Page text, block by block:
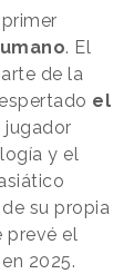
. El
de la
el
jugador
y el
su propia
prevé el
2025.